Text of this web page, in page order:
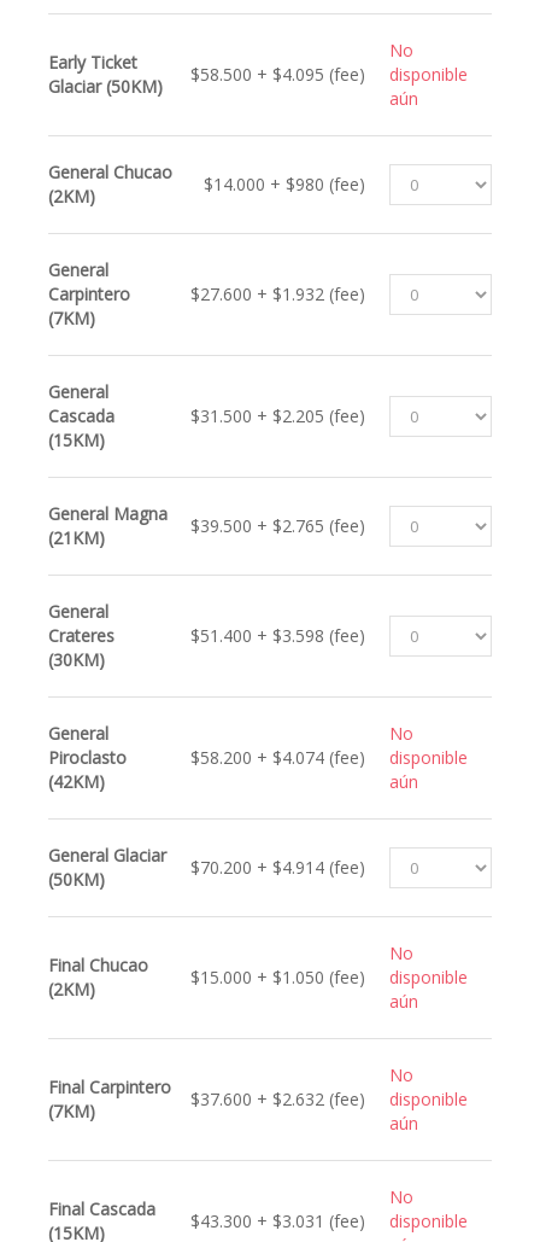
Early Ticket
Glaciar (50KM)
$58.500 + $4.095 (fee)
No
disponible
aún
General Chucao
(2KM)
$14.000 + $980 (fee)
General
Carpintero
(7KM)
$27.600 + $1.932 (fee)
General
Cascada
(15KM)
$31.500 + $2.205 (fee)
General Magna
(21KM)
$39.500 + $2.765 (fee)
General
Crateres
(30KM)
$51.400 + $3.598 (fee)
General
Piroclasto
(42KM)
$58.200 + $4.074 (fee)
No
disponible
aún
General Glaciar
(50KM)
$70.200 + $4.914 (fee)
Final Chucao
(2KM)
$15.000 + $1.050 (fee)
No
disponible
aún
Final Carpintero
(7KM)
$37.600 + $2.632 (fee)
No
disponible
aún
Final Cascada
(15KM)
$43.300 + $3.031 (fee)
No
disponible